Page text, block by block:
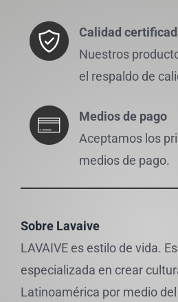
Calidad
Nuestros
el respaldo de
Medios de pago
Aceptamos los
medios de pago.
Sobre Lavaive
LAVAIVE es estilo de vida.
especializada en crear
Latinoamérica por medio